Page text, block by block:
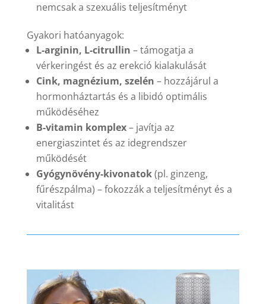
nemcsak a szexuális teljesítményt
Gyakori hatóanyagok:
L-arginin, L-citrullin – támogatja a
vérkeringést és az erekció kialakulását
Cink, magnézium, szelén – hozzájárul a
hormonháztartás és a libidó optimális
működéséhez
B-vitamin komplex– javítja az
energiaszintet és az idegrendszer
működését
Gyógynövény-kivonatok(pl. ginzeng,
fűrészpálma) – fokozzák a teljesítményt és a
vitalitást